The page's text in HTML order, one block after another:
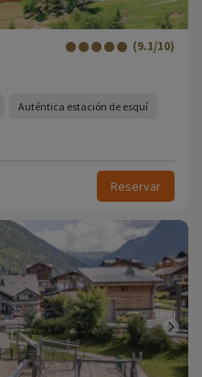
(9.1/10)
Auténtica estación de esquí
Reservar